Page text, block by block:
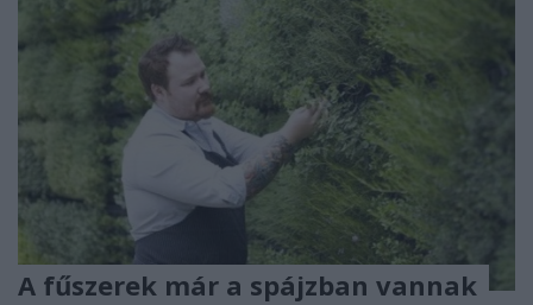
A fűszerek már a spájzban vannak